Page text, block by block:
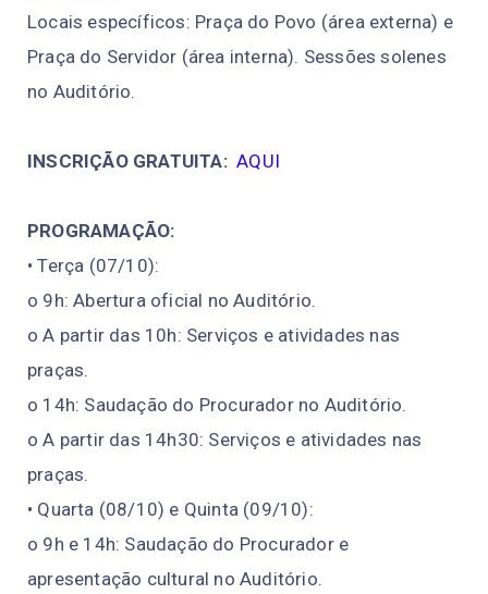
Locais específicos: Praça do Povo (área externa) e
Praça do Servidor (área interna). Sessões solenes
no Auditório.
INSCRIÇÃO GRATUITA: AQUI
PROGRAMAÇÃO:
• Terça (07/10):
o 9h: Abertura oficial no Auditório.
o A partir das 10h: Serviços e atividades nas
praças.
o 14h: Saudação do Procurador no Auditório.
o A partir das 14h30: Serviços e atividades nas
praças.
• Quarta (08/10) e Quinta (09/10):
o 9h e 14h: Saudação do Procurador e
apresentação cultural no Auditório.